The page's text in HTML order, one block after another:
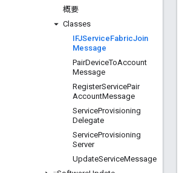
概要
Classes
IFJServiceFabricJoin
Message
PairDeviceToAccount
Message
RegisterServicePair
AccountMessage
ServiceProvisioning
Delegate
ServiceProvisioning
Server
UpdateServiceMessage